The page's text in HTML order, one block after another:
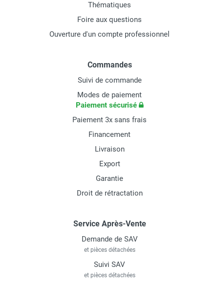
Thématiques
Foire aux questions
Ouverture d'un compte professionnel
Commandes
Suivi de commande
Modes de paiement
Paiement sécurisé
Paiement 3x sans frais
Financement
Livraison
Export
Garantie
Droit de rétractation
Service Après-Vente
Demande de SAV
et pièces détachées
Suivi SAV
et pièces détachées